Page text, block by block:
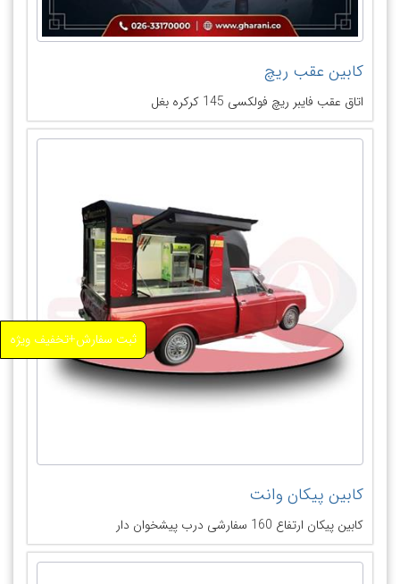
کابین عقب ریچ
اتاق عقب فایبر ریچ فولکسی 145 کرکره بغل
کابین پیکان وانت
کابین پیکان ارتفاع 160 سفارشی درب پیشخوان دار
ثبت سفارش+تخفیف ویژه